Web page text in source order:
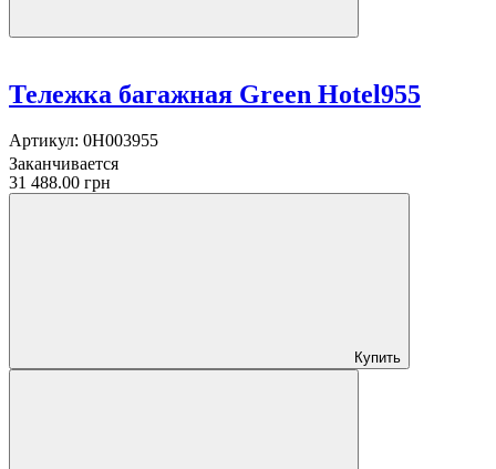
Тележка багажная Green Hotel955
Артикул: 0H003955
Заканчивается
31 488.00 грн
Купить